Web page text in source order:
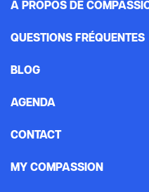
A PROPOS DE
QUESTIONS FRÉQUENTES
BLOG
AGENDA
CONTACT
MY COMPASSION